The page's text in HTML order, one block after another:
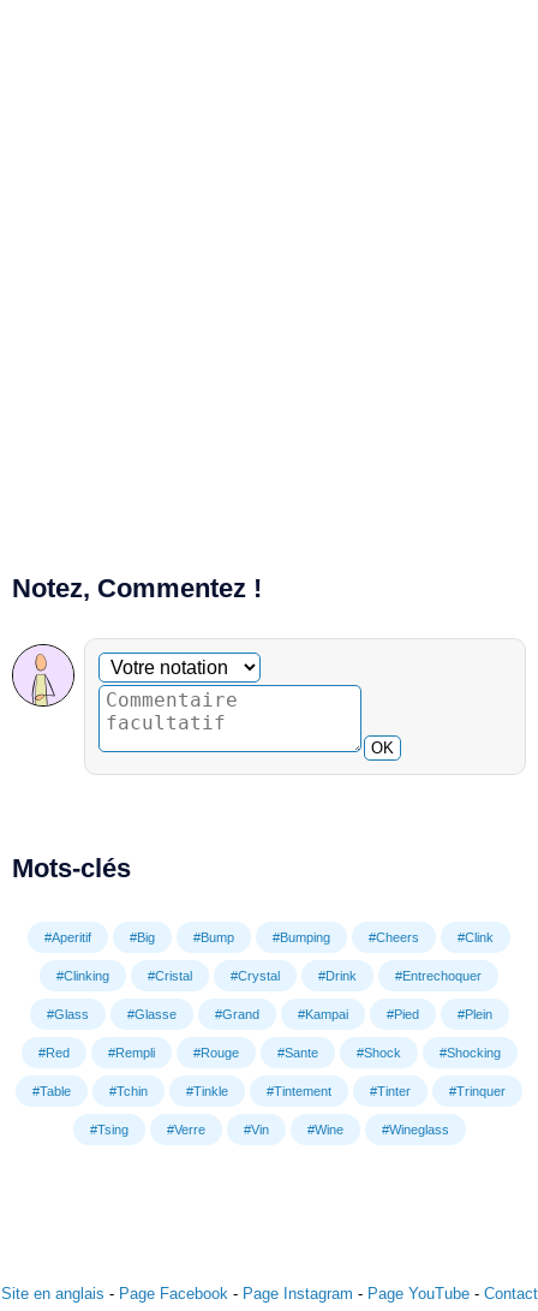
Notez, Commentez !
Commentaire facultatif
Votre notation
OK
Mots-clés
#Aperitif #Big #Bump #Bumping #Cheers #Clink
#Clinking #Cristal #Crystal #Drink #Entrechoquer
#Glass #Glasse #Grand #Kampai #Pied #Plein
#Red #Rempli #Rouge #Sante #Shock #Shocking
#Table #Tchin #Tinkle #Tintement #Tinter #Trinquer
#Tsing #Verre #Vin #Wine #Wineglass
Site en anglais - Page Facebook - Page Instagram - Page YouTube- Contact